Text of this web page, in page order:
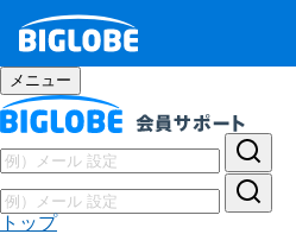
メニュー
トップ